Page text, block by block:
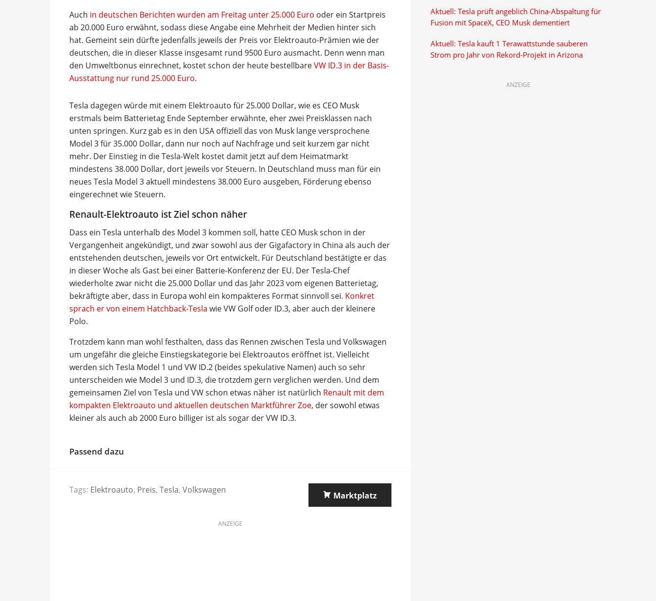
Auch in deutschen Berichten wurden am Freitag unter 25.000 Euro oder ein Startpreis
ab 20.000 Euro erwähnt, sodass diese Angabe eine Mehrheit der Medien hinter sich
hat. Gemeint sein dürfte jedenfalls jeweils der Preis vor Elektroauto-Prämien wie der
deutschen, die in dieser Klasse insgesamt rund 9500 Euro ausmacht. Denn wenn man
den Umweltbonus einrechnet, kostet schon der heute bestellbareVW ID.3 in der Basis-
Ausstattung nur rund 25.000 Euro.
Tesla dagegen würde mit einem Elektroauto für 25.000 Dollar, wie es CEO Musk
erstmals beim Batterietag Ende September erwähnte, eher zwei Preisklassen nach
unten springen. Kurz gab es in den USA offiziell das von Musk lange versprochene
Model 3 für 35.000 Dollar, dann nur noch auf Nachfrage und seit kurzem gar nicht
mehr. Der Einstieg in die Tesla-Welt kostet damit jetzt auf dem Heimatmarkt
mindestens 38.000 Dollar, dort jeweils vor Steuern. In Deutschland muss man für ein
neues Tesla Model 3 aktuell mindestens 38.000 Euro ausgeben, Förderung ebenso
eingerechnet wie Steuern.
Renault-Elektroauto ist Ziel schon näher
Dass ein Tesla unterhalb des Model 3 kommen soll, hatte CEO Musk schon in der
Vergangenheit angekündigt, und zwar sowohl aus der Gigafactory in China als auch der
entstehenden deutschen, jeweils vor Ort entwickelt. Für Deutschland bestätigte er das
in dieser Woche als Gast bei einer Batterie-Konferenz der EU. Der Tesla-Chef
wiederholte zwar nicht die 25.000 Dollar und das Jahr 2023 vom eigenen Batterietag,
bekräftigte aber, dass in Europa wohl ein kompakteres Format sinnvoll sei. Konkret
sprach er von einem Hatchback-Tesla wie VW Golf oder ID.3, aber auch der kleinere
Polo.
Trotzdem kann man wohl festhalten, dass das Rennen zwischen Tesla und Volkswagen
um ungefähr die gleiche Einstiegskategorie bei Elektroautos eröffnet ist. Vielleicht
werden sich Tesla Model 1 und VW ID.2 (beides spekulative Namen) auch so sehr
unterscheiden wie Model 3 und ID.3, die trotzdem gern verglichen werden. Und dem
gemeinsamen Ziel von Tesla und VW schon etwas näher ist natürlich Renault mit dem
kompakten Elektroauto und aktuellen deutschen Marktführer Zoe, der sowohl etwas
kleiner als auch ab 2000 Euro billiger ist als sogar der VW ID.3.
Passend dazu
Tags: Elektroauto, Preis, Tesla, Volkswagen
Marktplatz
ANZEIGE
Aktuell: Tesla prüft angeblich China-Abspaltung für
Fusion mit SpaceX, CEO Musk dementiert
Aktuell: Tesla kauft 1 Terawattstunde sauberen
Strom pro Jahr von Rekord-Projekt in Arizona
ANZEIGE